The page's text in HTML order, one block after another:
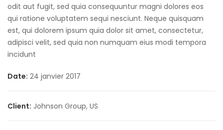
odit aut fugit, sed quia consequuntur magni dolores eos
qui ratione voluptatem sequi nesciunt. Neque quisquam
est, qui dolorem ipsum quia dolor sit amet, consectetur,
adipisci velit, sed quia non numquam eius modi tempora
incidunt
Date: 24 janvier 2017
Client: Johnson Group, US